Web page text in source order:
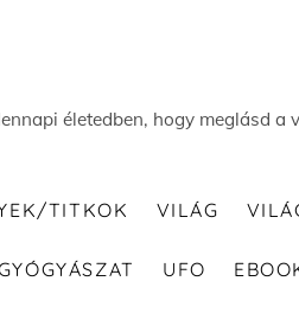
életedben, hogy meglásd a
TITKOK VILÁG
UFO